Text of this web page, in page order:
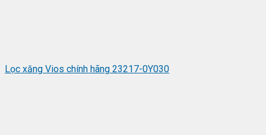
Lọc xăng Vios chính hãng 23217-0Y030